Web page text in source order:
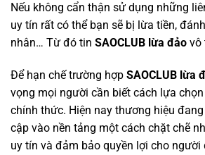
Nếu không cẩn thận sử dụng những
uy tín rất có thể bạn sẽ bị lừa tiền,
nhân… Từ đó tin SAOCLUB lừa đảo vô
Để hạn chế trường hợp SAOCLUB lừa
vọng mọi người cần biết cách lựa
chính thức. Hiện nay thương hiệu
cập vào nền tảng một cách chặt chẽ
uy tín và đảm bảo quyền lợi cho người